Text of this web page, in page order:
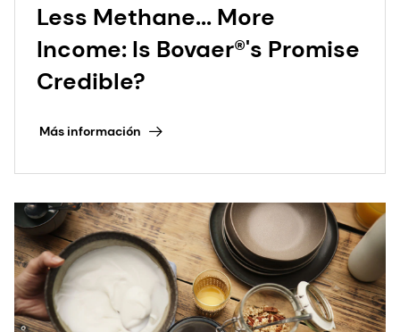
Less Methane... More
Income: Is Bovaer®'s Promise
Credible?
Más información